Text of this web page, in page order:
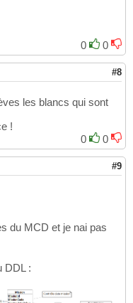
PRIMARY KEY
PRIMARY
0 0
#8
les blancs qui sont
!
0
0
#9
du MCD et je nai pas
DDL :